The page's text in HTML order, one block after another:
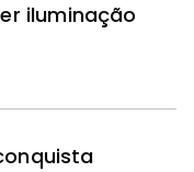
iluminação